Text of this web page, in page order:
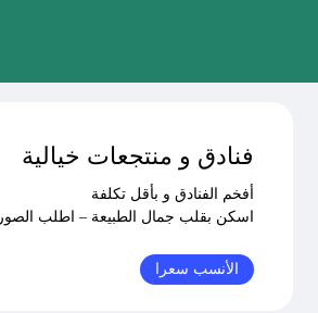
فنادق و منتجعات خيالية
أفخم الفنادق و بأقل تكلفة
اسكن بقلب جمال الطبيعة – اطلب الصور
الأنسب سعرا